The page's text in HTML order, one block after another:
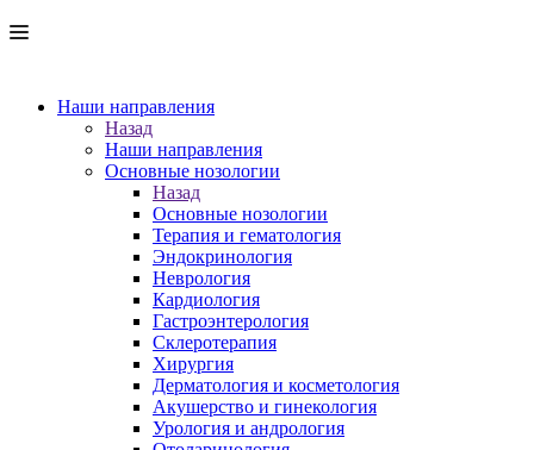
Наши направления
Назад
Наши направления
Основные нозологии
Назад
Основные нозологии
Терапия и гематология
Эндокринология
Неврология
Кардиология
Гастроэнтерология
Склеротерапия
Хирургия
Дерматология и косметология
Акушерство и гинекология
Урология и андрология